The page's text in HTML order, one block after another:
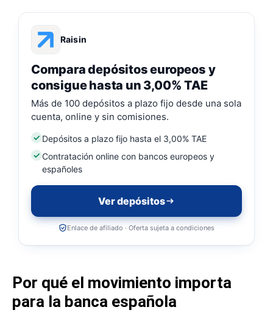
Raisin
Compara depósitos europeos y
consigue hasta un 3,00% TAE
Más de 100 depósitos a plazo fijo desde una sola
cuenta, online y sin comisiones.
Depósitos a plazo fijo hasta el 3,00% TAE
Contratación online con bancos europeos y
españoles
Ver depósitos
Enlace de afiliado · Oferta sujeta a condiciones
Por qué el movimiento importa
para la banca española